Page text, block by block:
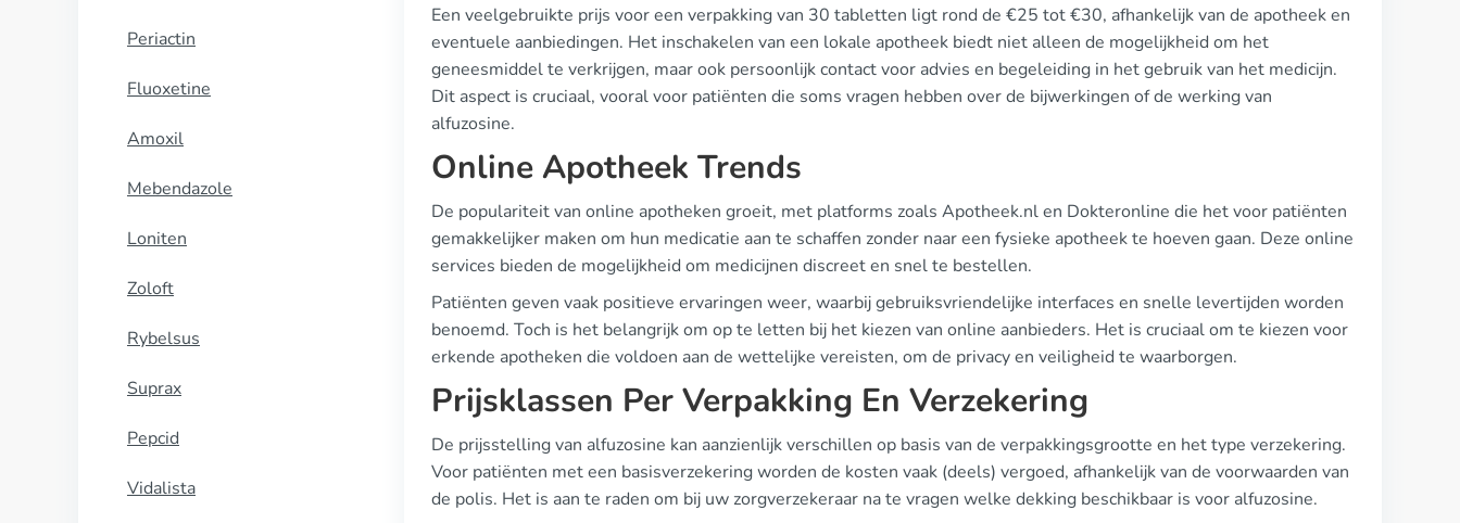
Periactin
Fluoxetine
Amoxil
Mebendazole
Loniten
Zoloft
Rybelsus
Suprax
Pepcid
Vidalista
Een veelgebruikte prijs voor een verpakking van 30 tabletten ligt rond de €25 tot €30, afhankelijk van de apotheek en
eventuele aanbiedingen. Het inschakelen van een lokale apotheek biedt niet alleen de mogelijkheid om het
geneesmiddel te verkrijgen, maar ook persoonlijk contact voor advies en begeleiding in het gebruik van het medicijn.
Dit aspect is cruciaal, vooral voor patiënten die soms vragen hebben over de bijwerkingen of de werking van
alfuzosine.
Online Apotheek Trends
De populariteit van online apotheken groeit, met platforms zoals Apotheek.nl en Dokteronline die het voor patiënten
gemakkelijker maken om hun medicatie aan te schaffen zonder naar een fysieke apotheek te hoeven gaan. Deze online
services bieden de mogelijkheid om medicijnen discreet en snel te bestellen.
Patiënten geven vaak positieve ervaringen weer, waarbij gebruiksvriendelijke interfaces en snelle levertijden worden
benoemd. Toch is het belangrijk om op te letten bij het kiezen van online aanbieders. Het is cruciaal om te kiezen voor
erkende apotheken die voldoen aan de wettelijke vereisten, om de privacy en veiligheid te waarborgen.
Prijsklassen Per Verpakking En Verzekering
De prijsstelling van alfuzosine kan aanzienlijk verschillen op basis van de verpakkingsgrootte en het type verzekering.
Voor patiënten met een basisverzekering worden de kosten vaak (deels) vergoed, afhankelijk van de voorwaarden van
de polis. Het is aan te raden om bij uw zorgverzekeraar na te vragen welke dekking beschikbaar is voor alfuzosine.